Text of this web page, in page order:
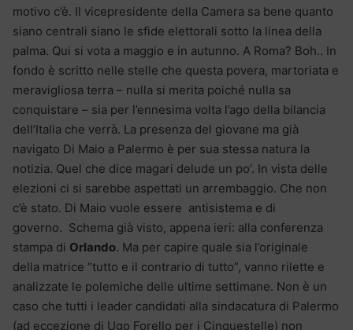
motivo c’è. Il vicepresidente della Camera sa bene quanto
siano centrali siano le sfide elettorali sotto la linea della
palma. Qui si vota a maggio e in autunno. A Roma? Boh.. In
fondo è scritto nelle stelle che questa povera, martoriata e
meravigliosa terra – nulla si merita poiché nulla sa
conquistare – sia per l’ennesima volta l’ago della bilancia
dell’Italia che verrà. La presenza del giovane ma già
navigato Di Maio a Palermo è per sua stessa natura la
notizia. Quel che dice magari delude un po’. In vista delle
elezioni ci si sarebbe aspettati un arrembaggio. Che non
c’è stato. Di Maio vuole essere antisistema e di
governo. Schema già visto, appena ieri: alla conferenza
stampa di Orlando. Ma per capire quale sia l’originale
della matrice “tutto e il contrario di tutto”, vanno rilette e
analizzate le polemiche delle ultime settimane. Non è un
caso che tutti i leader candidati alla sindacatura di Palermo
(ad eccezione di Ugo Forello per i Cinquestelle) non